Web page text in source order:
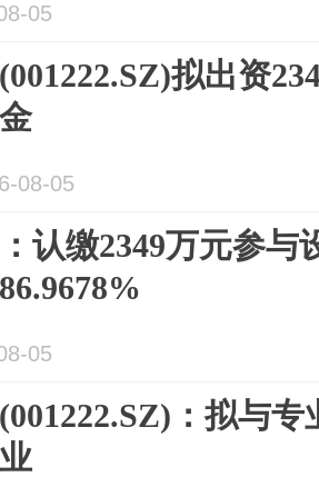
05
拟出资
08-05
认缴2349万元参与
05
：拟与